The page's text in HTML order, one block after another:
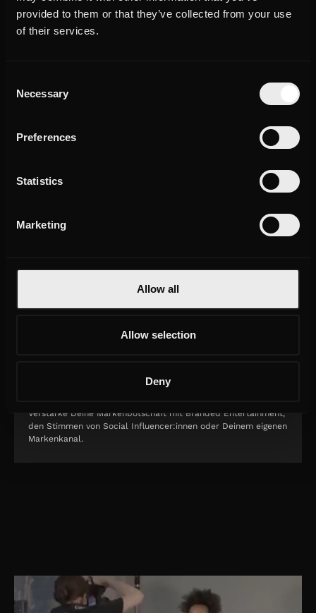
provided to them or that they’ve collected from your use
of their services.
Selection
Necessary
Preferences
Statistics
Marketing
Allow all
Allow selection
Deny
Deutscher Wirtschaftsfilmpreis Fast Forward Science Award
Geschichten mit Attitüde für jede Zielgruppe
Verstärke Deine Markenbotschaft mit Branded Entertainment,
den Stimmen von Social Influencer:innen oder Deinem eigenen
Markenkanal.